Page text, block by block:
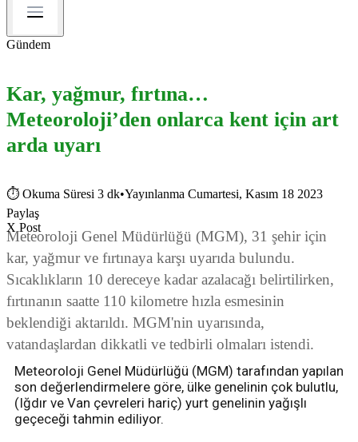
Gündem
Kar, yağmur, fırtına…
Meteoroloji’den onlarca kent için art
arda uyarı
⏱ Okuma Süresi 3 dk•Yayınlanma Cumartesi, Kasım 18 2023
Paylaş
X Post
Meteoroloji Genel Müdürlüğü (MGM), 31 şehir için
kar, yağmur ve fırtınaya karşı uyarıda bulundu.
Sıcaklıkların 10 dereceye kadar azalacağı belirtilirken,
fırtınanın saatte 110 kilometre hızla esmesinin
beklendiği aktarıldı. MGM'nin uyarısında,
vatandaşlardan dikkatli ve tedbirli olmaları istendi.
Meteoroloji Genel Müdürlüğü (MGM) tarafından yapılan
son değerlendirmelere göre, ülke genelinin çok bulutlu,
(Iğdır ve Van çevreleri hariç) yurt genelinin yağışlı
geçeceği tahmin ediliyor.